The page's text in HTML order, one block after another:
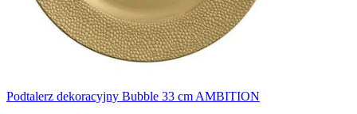
Podtalerz dekoracyjny Bubble 33 cm AMBITION